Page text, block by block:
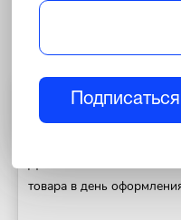
Полезная
Доставим Ваш заказ в
товара в день
Подписаться